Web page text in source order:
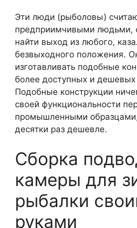
Эти люди (рыболовы)
предприимчивыми людьми,
найти выход из любого,
безвыходного положения.
изготавливать подобные
более доступных и дешевых
Подобные конструкции
своей функциональности
промышленными образцами,
десятки раз дешевле.
Сборка
камеры для
рыбалки
руками